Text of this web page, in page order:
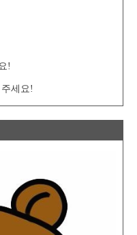
!
세요!